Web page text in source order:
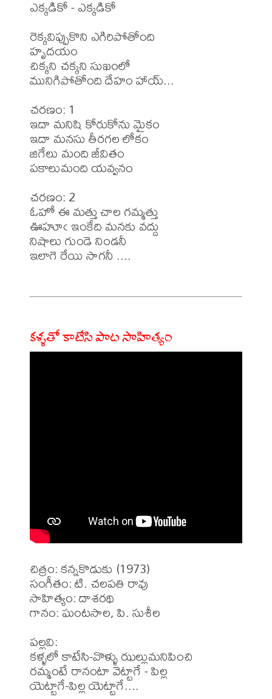
ఎక్కడికో - ఎక్కడికో
రెక్కవిప్పుకొని ఎగిరిపోతోంది
హృదయం
చిక్కని చక్కని సుఖంలో
మునిగిపోతోంది దేహం హాయ్...
చరణం: 1
ఇదా మనిషి కోరుకోను మైకం
ఇదా మనసు తీరగల లోకం
జిగేలు మంది జీవితం
పకాలుమంది యవ్వనం
చరణం: 2
ఓహో ఈ మత్తు చాల గమ్మత్తు
ఊహూఁ ఇంకేది మనకు వద్దు
నిషాలు గుండె నిండనీ
ఇలాగె రేయి సాగనీ ....
కళ్ళతో కాటేసి పాట సాహిత్యం
చిత్రం: కన్నకొడుకు (1973)
సంగీతం: టి. చలపతి రావు
సాహిత్యం: దాశరథి
గానం: ఘంటసాల, పి. సుశీల
పల్లవి:
కళ్ళలో కాటేసి-వొళ్ళు ఝల్లుమనిపించి
రమ్మంటే రానంటా వెట్టాగే - పిల్ల
యెట్టాగే-పిల్ల యెట్టాగే....